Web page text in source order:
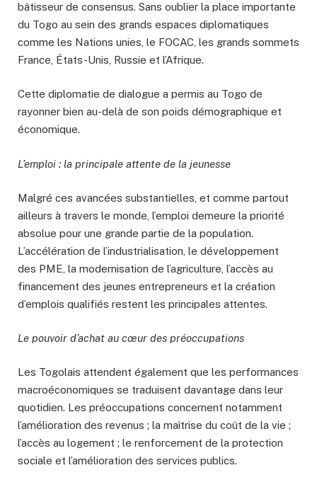
bâtisseur de consensus. Sans oublier la place importante
du Togo au sein des grands espaces diplomatiques
comme les Nations unies, le FOCAC, les grands sommets
France, États-Unis, Russie et l’Afrique.
Cette diplomatie de dialogue a permis au Togo de
rayonner bien au-delà de son poids démographique et
économique.
L’emploi : la principale attente de la jeunesse
Malgré ces avancées substantielles, et comme partout
ailleurs à travers le monde, l’emploi demeure la priorité
absolue pour une grande partie de la population.
L’accélération de l’industrialisation, le développement
des PME, la modernisation de l’agriculture, l’accès au
financement des jeunes entrepreneurs et la création
d’emplois qualifiés restent les principales attentes.
Le pouvoir d’achat au cœur des préoccupations
Les Togolais attendent également que les performances
macroéconomiques se traduisent davantage dans leur
quotidien. Les préoccupations concernent notamment
l’amélioration des revenus ; la maîtrise du coût de la vie ;
l’accès au logement ; le renforcement de la protection
sociale et l’amélioration des services publics.